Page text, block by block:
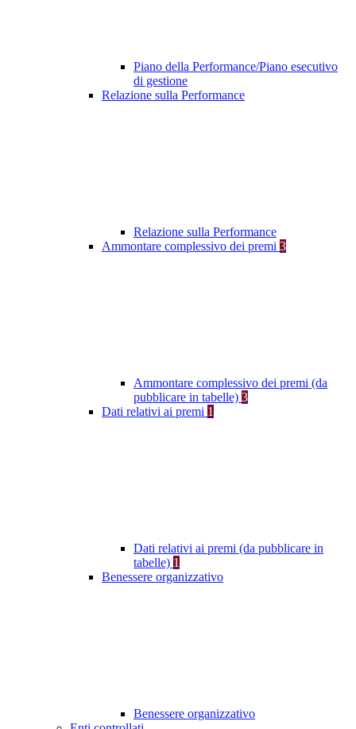
Piano della Performance/Piano esecutivo
di gestione
Relazione sulla Performance
Relazione sulla Performance
Ammontare complessivo dei premi 3
Ammontare complessivo dei premi (da
pubblicare in tabelle) 3
Dati relativi ai premi 1
Dati relativi ai premi (da pubblicare in
tabelle) 1
Benessere organizzativo
Benessere organizzativo